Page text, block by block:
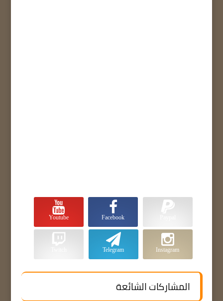
Facebook
Youtube
Instagram
Telegram
المشاركات الشائعة